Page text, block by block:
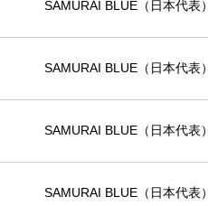
SAMURAI BLUE（日本代表）
SAMURAI BLUE（日本代表）
SAMURAI BLUE（日本代表）
SAMURAI BLUE（日本代表）